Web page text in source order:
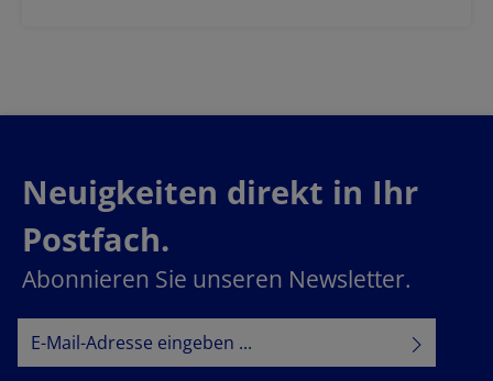
Neuigkeiten direkt in Ihr
Postfach.
Abonnieren Sie unseren Newsletter.
E-Mail-Adresse*